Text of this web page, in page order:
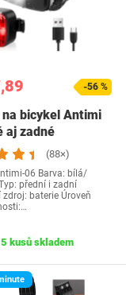
-56 %
bicykel Antimi
aj zadné
(88×)
06 Barva: bílá/
přední i zadní
zdroj: baterie Úroveň
5 kusů skladem